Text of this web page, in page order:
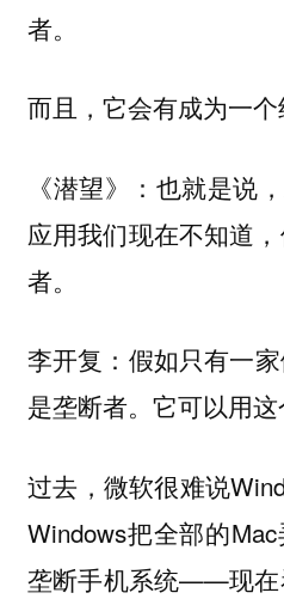
者。
而且，它会有成为一个
《潜望》：也就是说
应用我们现在不知道
者。
李开复： 假如只有一
是垄断者。它可以用这
过去，微软很难说
Windows把全部的
垄断手机系统——现在